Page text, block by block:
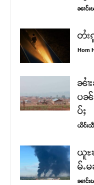
ၼၢင်း
တႆး
Hom
ၼၢႆ
ပၼ်
ပ်ႈ
ယိင်းသဵ
ယူႊ
မ်ႉ
ၼၢင်း